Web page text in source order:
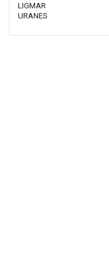
LIGMAR
URANES